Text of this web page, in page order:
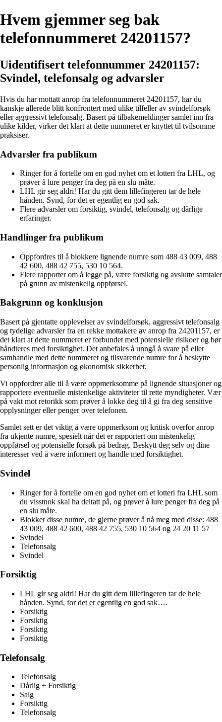
Hvem gjemmer seg bak
telefonnummeret 24201157?
Uidentifisert telefonnummer 24201157:
Svindel, telefonsalg og advarsler
Hvis du har mottatt anrop fra telefonnummeret 24201157, har du
kanskje allerede blitt konfrontert med ulike tilfeller av svindelforsøk
eller aggressivt telefonsalg. Basert på tilbakemeldinger samlet inn fra
ulike kilder, virker det klart at dette nummeret er knyttet til tvilsomme
praksiser.
Advarsler fra publikum
Ringer for å fortelle om en god nyhet om et lotteri fra LHL, og
prøver å lure penger fra deg på en slu måte.
LHL gir seg aldri! Har du gitt dem lillefingeren tar de hele
hånden. Synd, for det er egentlig en god sak.
Flere advarsler om forsiktig, svindel, telefonsalg og dårlige
erfaringer.
Handlinger fra publikum
Oppfordres til å blokkere lignende numre som 488 43 009, 488
42 600, 488 42 755, 530 10 564.
Flere rapporter om å legge på, være forsiktig og avslutte samtaler
på grunn av mistenkelig oppførsel.
Bakgrunn og konklusjon
Basert på gjentatte opplevelser av svindelforsøk, aggressivt telefonsalg
og tydelige advarsler fra en rekke mottakere av anrop fra 24201157, er
det klart at dette nummeret er forbundet med potensielle risikoer og bør
håndteres med forsiktighet. Det anbefales å unngå å svare på eller
samhandle med dette nummeret og tilsvarende numre for å beskytte
personlig informasjon og økonomisk sikkerhet.
Vi oppfordrer alle til å være oppmerksomme på lignende situasjoner og
rapportere eventuelle mistenkelige aktiviteter til rette myndigheter. Vær
på vakt mot retorikk som prøver å lokke deg til å gi fra deg sensitive
opplysninger eller penger over telefonen.
Samlet sett er det viktig å være oppmerksom og kritisk overfor anrop
fra ukjente numre, spesielt når det er rapportert om mistenkelig
oppførsel og potensielle forsøk på bedrag. Beskytt deg selv og dine
interesser ved å være informert og handle med forsiktighet.
Svindel
Ringer for å fortelle om en god nyhet om et lotteri fra LHL som
du visstnok skal ha deltatt på, og prøver å lure penger fra deg på
en slu måte.
Blokker disse numre, de gjerne prøver å nå meg med disse: 488
43 009, 488 42 600, 488 42 755, 530 10 564 og 24 20 11 57
Svindel
Telefonsalg
Svindel
Forsiktig
LHL gir seg aldri! Har du gitt dem lillefingeren tar de hele
hånden. Synd, for det er egentlig en god sak….
Forsiktig
Forsiktig
Forsiktig
Forsiktig
Telefonsalg
Telefonsalg
Dårlig + Forsiktig
Salg
Forsiktig
Telefonsalg